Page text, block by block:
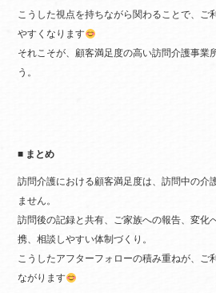
こうした視点を持ちながら関わることで、ご
やすくなります
それこそが、顧客満足度の高い訪問介護事業
う。
■ まとめ
訪問介護における顧客満足度は、訪問中の介
ません。
訪問後の記録と共有、ご家族への報告、変化
携、相談しやすい体制づくり。
こうしたアフターフォローの積み重ねが、ご
ながります